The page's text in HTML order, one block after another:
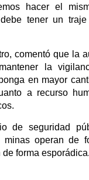
hacer el
tener un
comentó que la
la
en mayor
a recurso
de seguridad
minas operan de
forma esporádica.